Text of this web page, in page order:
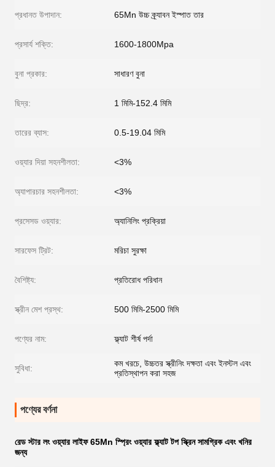
প্রধানত উপাদান: 65Mn উচ্চ ক্র্যাবন ইস্পাত তার
প্রসার্য শক্তি: 1600-1800Mpa
বুনা প্রকার: সাধারণ বুনা
ছিদ্র: 1 মিমি-152.4 মিমি
তারের ব্যাস: 0.5-19.04 মিমি
ওয়্যার দিয়া সহনশীলতা: <3%
অ্যাপারচার সহনশীলতা: <3%
প্রসেসড ওয়্যার: অ্যানিলিং প্রক্রিয়া
সারফেস ট্রিট: মরিচা সুরক্ষা
বৈশিষ্ট্য: প্রতিরোধ পরিধান
স্ক্রীন মেশ প্রস্থ: 500 মিমি-2500 মিমি
পণ্যের নাম: ফ্ল্যাট শীর্ষ পর্দা
সুবিধা:
কম খরচে, উচ্চতর স্ক্রীনিং দক্ষতা এবং ইনস্টল এবং
প্রতিস্থাপন করা সহজ
পণ্যের বর্ণনা
রেড স্টার লং ওয়্যার লাইফ 65Mn স্প্রিং ওয়্যার ফ্ল্যাট টপ স্ক্রিন সামগ্রিক এবং খনির
জন্য